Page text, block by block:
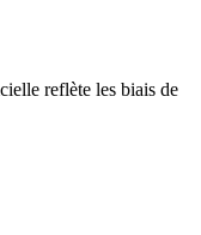
reflète les biais de